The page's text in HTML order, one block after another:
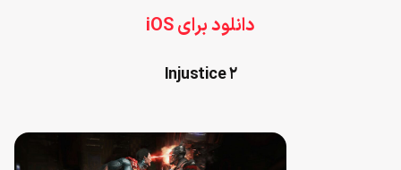
دانلود برای iOS
Injustice 2